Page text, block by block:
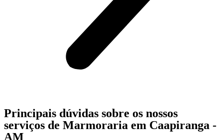
Principais dúvidas sobre os nossos
serviços de Marmoraria em Caapiranga -
AM